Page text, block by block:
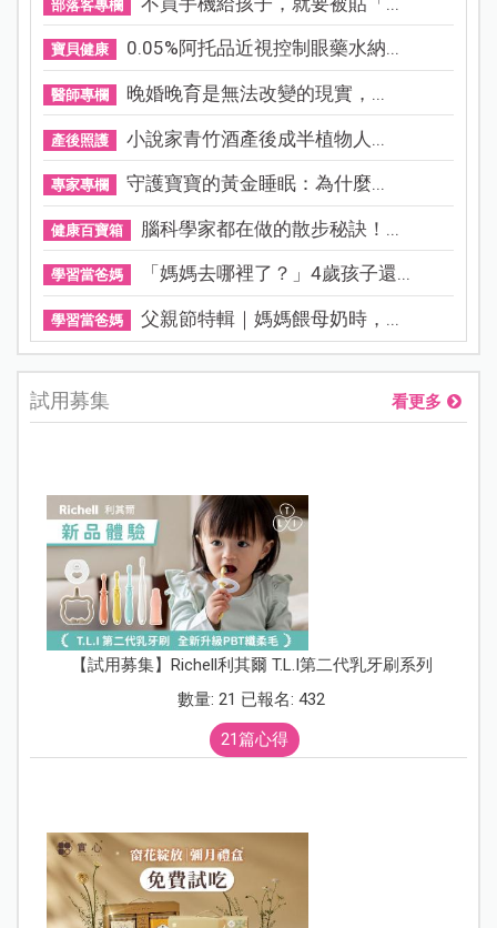
部落客專欄
寶貝健康 0.05%阿托品近視控制眼藥水納...
醫師專欄 晚婚晚育是無法改變的現實，...
產後照護 小說家青竹酒產後成半植物人...
專家專欄 守護寶寶的黃金睡眠：為什麼...
健康百寶箱 腦科學家都在做的散步秘訣！...
學習當爸媽 「媽媽去哪裡了？」4歲孩子還...
學習當爸媽 父親節特輯｜媽媽餵母奶時，...
試用募集 看更多
【試用募集】Richell利其爾 T.L.I第二代乳牙刷系列
數量: 21 已報名: 432
21篇心得